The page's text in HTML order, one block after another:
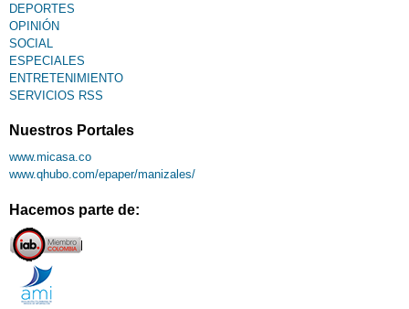
DEPORTES
OPINIÓN
SOCIAL
ESPECIALES
ENTRETENIMIENTO
SERVICIOS RSS
Nuestros Portales
www.micasa.co
www.qhubo.com/epaper/manizales/
Hacemos parte de: